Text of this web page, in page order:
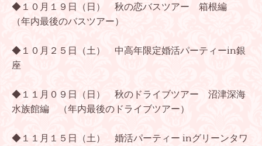
◆１０月１９日（日） 秋の恋バスツアー 箱根編
（年内最後のバスツアー）
◆１０月２５日（土） 中高年限定婚活パーティーin銀
座
◆１１月０９日（日） 秋のドライブツアー 沼津深海
水族館編 （年内最後のドライブツアー）
◆１１月１５日（土） 婚活パーティー inグリーンタワ